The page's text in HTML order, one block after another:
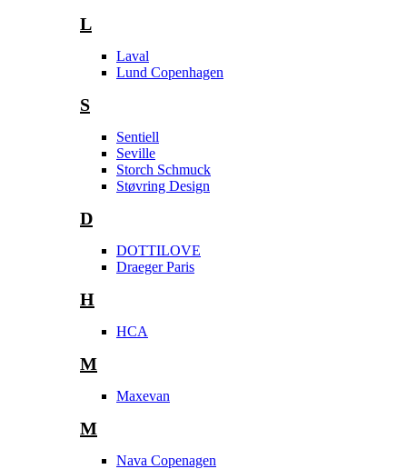
L
Laval
Lund Copenhagen
S
Sentiell
Seville
Storch Schmuck
Støvring Design
D
DOTTILOVE
Draeger Paris
H
HCA
M
Maxevan
M
Nava Copenagen